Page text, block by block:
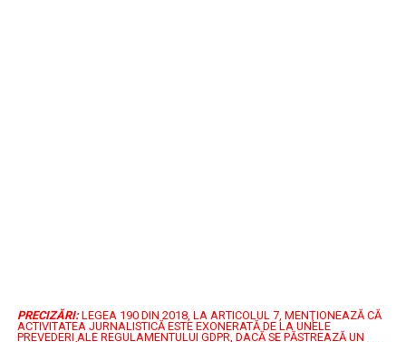
PRECIZĂRI: LEGEA 190 DIN 2018, LA ARTICOLUL 7, MENŢIONEAZĂ CĂ
ACTIVITATEA JURNALISTICĂ ESTE EXONERATĂ DE LA UNELE
PREVEDERI ALE REGULAMENTULUI GDPR, DACĂ SE PĂSTREAZĂ UN